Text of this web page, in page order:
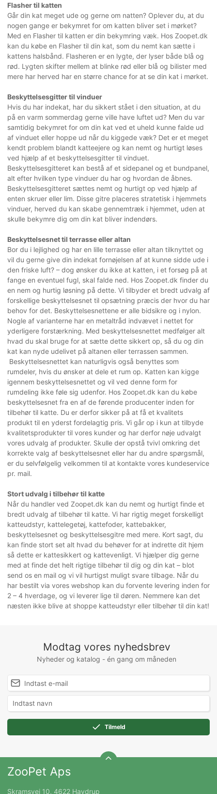
Flasher til katten
Går din kat meget ude og gerne om natten? Oplever du, at du
nogen gange er bekymret for om katten bliver set i mørket?
Med en Flasher til katten er din bekymring væk. Hos Zoopet.dk
kan du købe en Flasher til din kat, som du nemt kan sætte i
kattens halsbånd. Flasheren er en lygte, der lyser både blå og
rød. Lygten skifter mellem at blinke rød eller blå og bilister med
mere har herved har en større chance for at se din kat i mørket.
Beskyttelsesgitter til vinduer
Hvis du har indekat, har du sikkert stået i den situation, at du
på en varm sommerdag gerne ville have luftet ud? Men du var
samtidig bekymret for om din kat ved et uheld kunne falde ud
af vinduet eller hoppe ud når du kiggede væk? Det er et meget
kendt problem blandt katteejere og kan nemt og hurtigt løses
ved hjælp af et beskyttelsesgitter til vinduet.
Beskyttelsesgitteret kan bestå af et sidepanel og et bundpanel,
alt efter hvilken type vinduer du har og hvordan de åbnes.
Beskyttelsesgitteret sættes nemt og hurtigt op ved hjælp af
enten skruer eller lim. Disse gitre placeres stratetisk i hjemmets
vinduer, herved du kan skabe gennemtræk i hjemmet, uden at
skulle bekymre dig om din kat bliver indendørs.
Beskyttelsesnet til terrasse eller altan
Bor du i lejlighed og har en lille terrasse eller altan tilknyttet og
vil du gerne give din indekat fornøjelsen af at kunne sidde ude i
den friske luft? – dog ønsker du ikke at katten, i et forsøg på at
fange en eventuel fugl, skal falde ned. Hos Zoopet.dk finder du
en nem og hurtig løsning på dette. Vi tilbyder et bredt udvalg af
forskellige beskyttelsesnet til opsætning præcis der hvor du har
behov for det. Beskyttelsesnettene er alle bidsikre og i nylon.
Nogle af varianterne har en metaltråd indvævet i nettet for
yderligere forstærkning. Med beskyttelsesnettet medfølger alt
hvad du skal bruge for at sætte dette sikkert op, så du og din
kat kan nyde udelivet på altanen eller terrassen sammen.
Beskyttelsesnettet kan naturligvis også benyttes som
rumdeler, hvis du ønsker at dele et rum op. Katten kan kigge
igennem beskyttelsesnettet og vil ved denne form for
rumdeling ikke føle sig udenfor. Hos Zoopet.dk kan du købe
beskyttelsesnet fra en af de førende producenter inden for
tilbehør til katte. Du er derfor sikker på at få et kvalitets
produkt til en yderst fordelagtig pris. Vi går op i kun at tilbyde
kvalitetsprodukter til vores kunder og har derfor nøje udvalgt
vores udvalg af produkter. Skulle der opstå tvivl omkring det
korrekte valg af beskyttelsesnet eller har du andre spørgsmål,
er du selvfølgelig velkommen til at kontakte vores kundeservice
pr. mail.
Stort udvalg i tilbehør til katte
Når du handler ved Zoopet.dk kan du nemt og hurtigt finde et
bredt udvalg af tilbehør til katte. Vi har rigtig meget forskelligt
katteudstyr, kattelegetøj, kattefoder, kattebakker,
beskyttelsesnet og beskyttelsesgitre med mere. Kort sagt, du
kan finde stort set alt hvad du behøver for at indrette dit hjem
så dette er kattesikkert og kattevenligt. Vi hjælper dig gerne
med at finde det helt rigtige tilbehør til dig og din kat – blot
send os en mail og vi vil hurtigst muligt svare tilbage. Når du
har bestilt via vores webshop kan du forvente levering inden for
2 – 4 hverdage, og vi leverer lige til døren. Nemmere kan det
næsten ikke blive at shoppe katteudstyr eller tilbehør til din kat!
Modtag vores nyhedsbrev
Nyheder og katalog - én gang om måneden
Tilmeld
ZooPet Aps
Skramsvej 10, 4622 Havdrup